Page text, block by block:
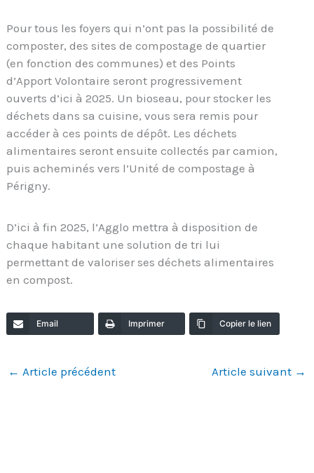
Pour tous les foyers qui n’ont pas la possibilité de
composter, des sites de compostage de quartier
(en fonction des communes) et des Points
d’Apport Volontaire seront progressivement
ouverts d’ici à 2025. Un bioseau, pour stocker les
déchets dans sa cuisine, vous sera remis pour
accéder à ces points de dépôt. Les déchets
alimentaires seront ensuite collectés par camion,
puis acheminés vers l’Unité de compostage à
Périgny.
D’ici à fin 2025, l’Agglo mettra à disposition de
chaque habitant une solution de tri lui
permettant de valoriser ses déchets alimentaires
en compost.
Email Imprimer Copier le lien
← Article précédent Article suivant →